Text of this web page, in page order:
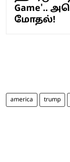
Game'..
மோதல்!
america trump